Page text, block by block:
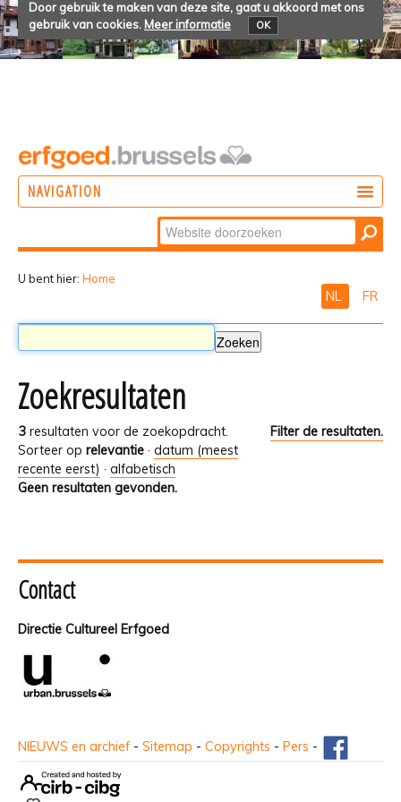
Door gebruik te maken van deze site, gaat u akkoord met ons
gebruik van cookies. Meer informatie OK
NAVIGATION
Zoek
Geavanceerd
U bent hier: Home
NL FR
Zoekresultaten
3 resultaten voor de zoekopdracht.
Filter de resultaten.
Sorteer op relevantie · datum (meest
recente eerst) · alfabetisch
Geen resultaten gevonden.
Contact
Directie Cultureel Erfgoed
NIEUWS en archief - Sitemap - Copyrights - Pers -